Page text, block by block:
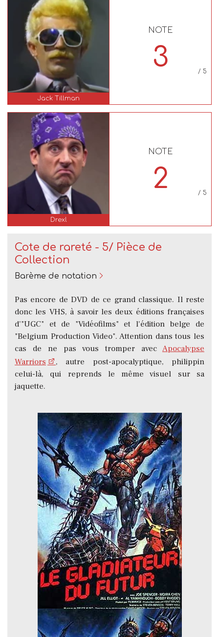
Jack Tillman
NOTE
3 / 5
Drexl
NOTE
2 / 5
Cote de rareté - 5/ Pièce de
Collection
Barème de notation
Pas encore de DVD de ce grand classique. Il reste
donc les VHS, à savoir les deux éditions françaises
d’"UGC" et de "Vidéofilms" et l'édition belge de
"Belgium Production Video". Attention dans tous les
cas de ne pas vous tromper avec Apocalypse
Warriors
, autre post-apocalyptique, philippin
celui-là, qui reprends le même visuel sur sa
jaquette.